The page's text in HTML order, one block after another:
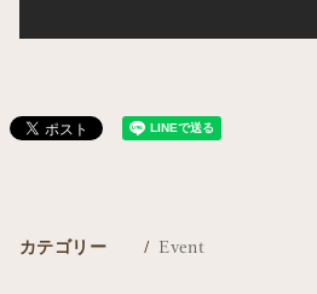
カテゴリー Event